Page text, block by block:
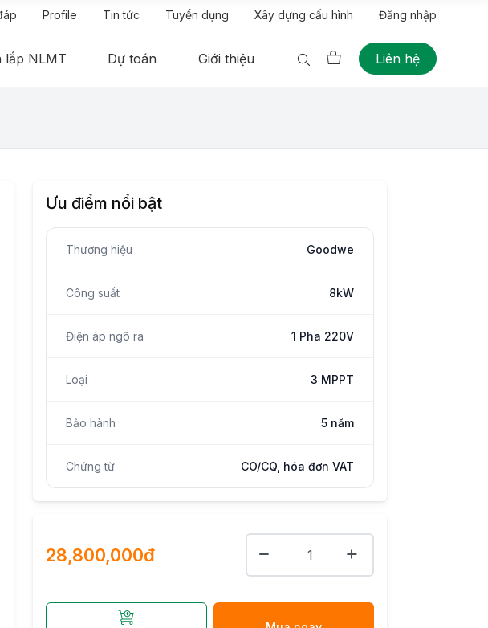
Profile Tin tức Tuyển dụng Xây dựng cấu hình Đăng nhập
lắp NLMT Dự toán Giới thiệu Liên hệ
Ưu điểm nổi bật
Thương hiệu Goodwe
Công suất 8kW
Điện áp ngõ ra 1 Pha 220V
Loại 3 MPPT
Bảo hành 5 năm
Chứng từ CO/CQ, hóa đơn VAT
28,800,000đ